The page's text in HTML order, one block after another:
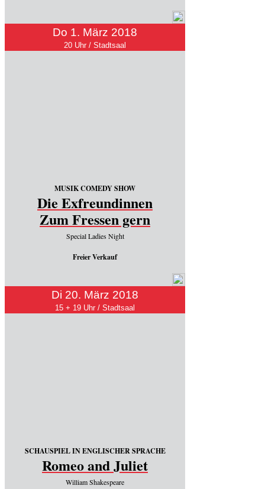
Do 1. März 2018
20 Uhr / Stadtsaal
MUSIK COMEDY SHOW
Die Exfreundinnen
Zum Fressen gern
Special Ladies Night
Freier Verkauf
Di 20. März 2018
15 + 19 Uhr / Stadtsaal
SCHAUSPIEL IN ENGLISCHER SPRACHE
Romeo and Juliet
William Shakespeare